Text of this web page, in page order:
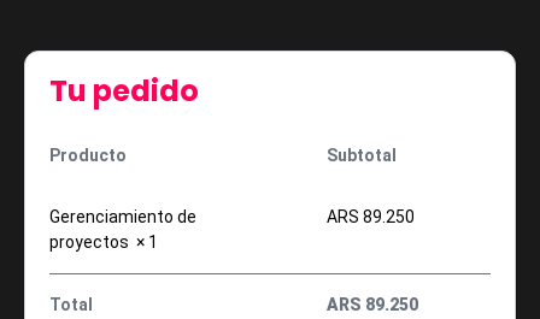
Tu pedido
Producto Subtotal
Gerenciamiento de
proyectos × 1
ARS 89.250
Total ARS 89.250